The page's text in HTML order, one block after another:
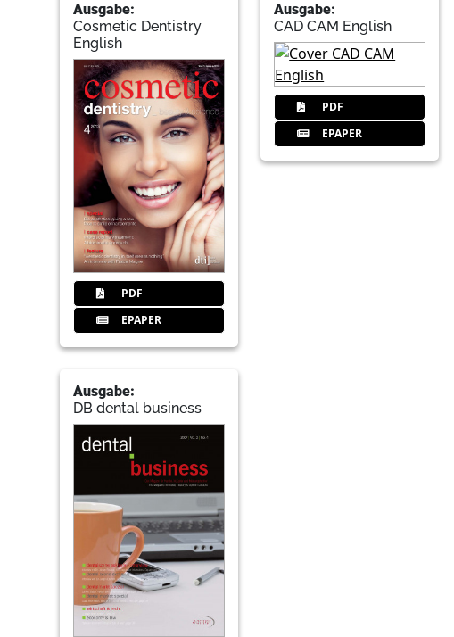
Ausgabe:
Cosmetic Dentistry
English
PDF
EPAPER
Ausgabe:
CAD CAM English
PDF
EPAPER
Ausgabe:
DB dental business